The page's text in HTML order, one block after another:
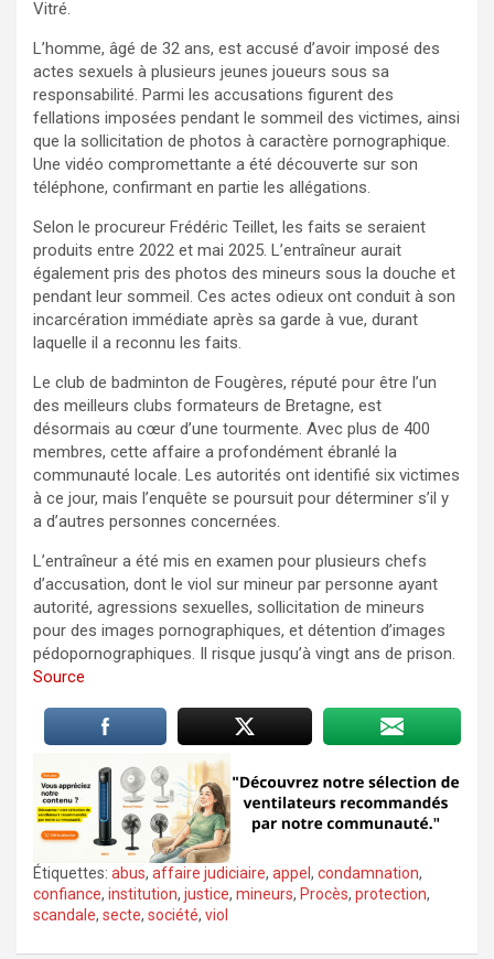
Vitré.
L’homme, âgé de 32 ans, est accusé d’avoir imposé des
actes sexuels à plusieurs jeunes joueurs sous sa
responsabilité. Parmi les accusations figurent des
fellations imposées pendant le sommeil des victimes, ainsi
que la sollicitation de photos à caractère pornographique.
Une vidéo compromettante a été découverte sur son
téléphone, confirmant en partie les allégations.
Selon le procureur Frédéric Teillet, les faits se seraient
produits entre 2022 et mai 2025. L’entraîneur aurait
également pris des photos des mineurs sous la douche et
pendant leur sommeil. Ces actes odieux ont conduit à son
incarcération immédiate après sa garde à vue, durant
laquelle il a reconnu les faits.
Le club de badminton de Fougères, réputé pour être l’un
des meilleurs clubs formateurs de Bretagne, est
désormais au cœur d’une tourmente. Avec plus de 400
membres, cette affaire a profondément ébranlé la
communauté locale. Les autorités ont identifié six victimes
à ce jour, mais l’enquête se poursuit pour déterminer s’il y
a d’autres personnes concernées.
L’entraîneur a été mis en examen pour plusieurs chefs
d’accusation, dont le viol sur mineur par personne ayant
autorité, agressions sexuelles, sollicitation de mineurs
pour des images pornographiques, et détention d’images
pédopornographiques. Il risque jusqu’à vingt ans de prison.
Source
Étiquettes: abus, affaire judiciaire, appel , condamnation,
confiance, institution, justice, mineurs, Procès, protection,
scandale, secte, société, viol